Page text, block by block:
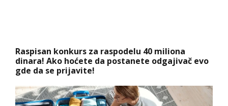
Raspisan konkurs za raspodelu 40 miliona
dinara! Ako hoćete da postanete odgajivač evo
gde da se prijavite!